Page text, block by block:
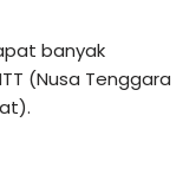
banyak
(Nusa Tenggara